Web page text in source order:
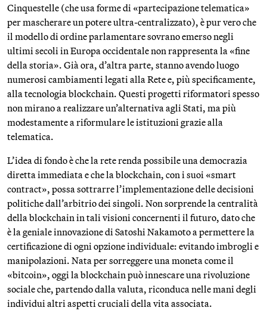
Cinquestelle (che usa forme di «partecipazione telematica»
per mascherare un potere ultra-centralizzato), è pur vero che
il modello di ordine parlamentare sovrano emerso negli
ultimi secoli in Europa occidentale non rappresenta la «fine
della storia». Già ora, d’altra parte, stanno avendo luogo
numerosi cambiamenti legati alla Rete e, più specificamente,
alla tecnologia blockchain. Questi progetti riformatori spesso
non mirano a realizzare un’alternativa agli Stati, ma più
modestamente a riformulare le istituzioni grazie alla
telematica.
L’idea di fondo è che la rete renda possibile una democrazia
diretta immediata e che la blockchain, con i suoi «smart
contract», possa sottrarre l’implementazione delle decisioni
politiche dall’arbitrio dei singoli. Non sorprende la centralità
della blockchain in tali visioni concernenti il futuro, dato che
è la geniale innovazione di Satoshi Nakamoto a permettere la
certificazione di ogni opzione individuale: evitando imbrogli e
manipolazioni. Nata per sorreggere una moneta come il
«bitcoin», oggi la blockchain può innescare una rivoluzione
sociale che, partendo dalla valuta, riconduca nelle mani degli
individui altri aspetti cruciali della vita associata.